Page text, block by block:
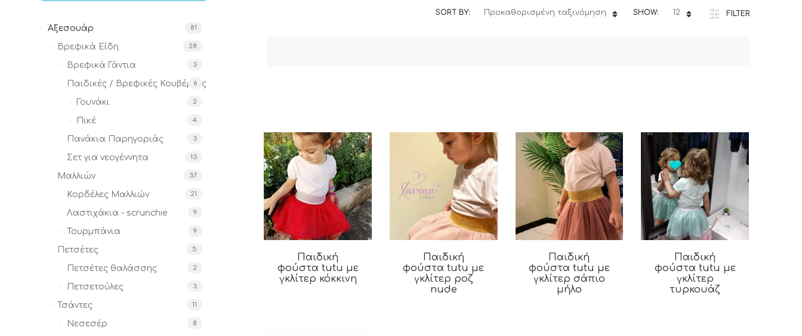
FILTER
SHOW: 12
SORT BY: Προκαθορισμένη ταξινόμηση
Παιδική
φούστα tutu με
γκλίτερ κόκκινη
Παιδική
φούστα tutu με
γκλίτερ ροζ
nude
Παιδική
φούστα tutu με
γκλίτερ σάπιο
μήλο
Παιδική
φούστα tutu με
γκλίτερ
τυρκουάζ
Αξεσουάρ 81
Βρεφικά Είδη 28
Βρεφικά Γάντια 3
Παιδικές / Βρεφικές Κουβέρτες
6
Γουνάκι 2
Πικέ 4
Πανάκια Παρηγοριάς 3
Σετ για νεογέννητα 13
Μαλλιών 37
Κορδέλες Μαλλιών 21
Λαστιχάκια - scrunchie 9
Τουρμπάνια 9
Πετσέτες 5
Πετσέτες θαλάσσης 2
Πετσετούλες 3
Τσάντες 11
Νεσεσέρ 8